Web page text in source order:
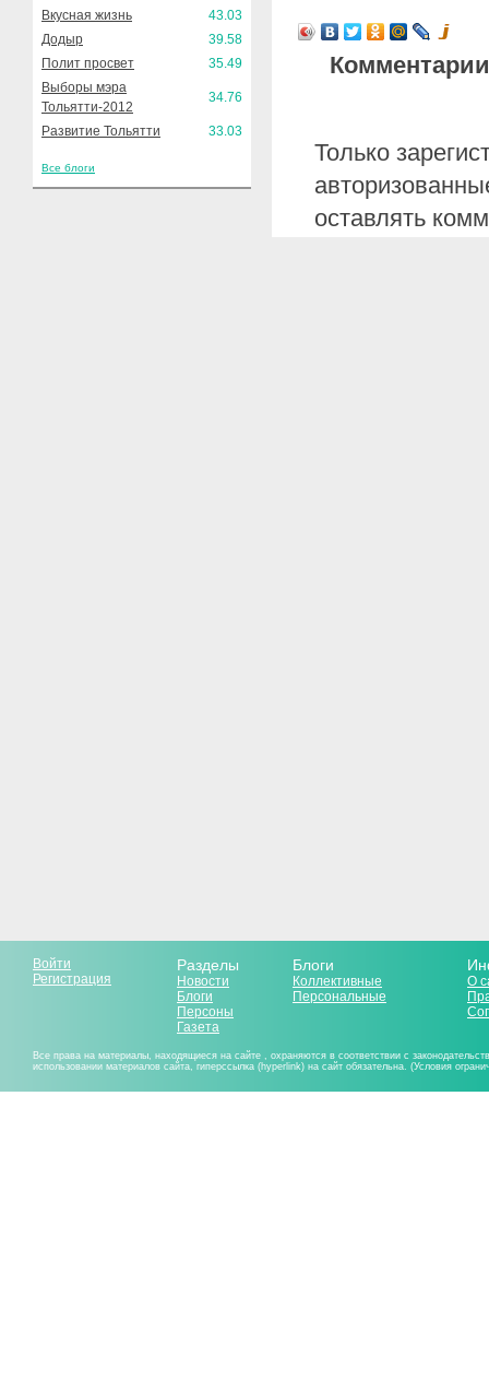
Вкусная жизнь
43.03
Додыр
39.58
Полит просвет
35.49
Выборы мэра
Тольятти-2012
34.76
Развитие Тольятти 33.03
Все блоги
Только
оставлять
Войти
Регистрация
Разделы
Новости
Блоги
Персоны
Газета
Блоги
Коллективные
Персональные
О
Все права на материалы, находящиеся на сайте , охраняются в соответствии с
использовании материалов сайта, гиперссылка (hyperlink) на сайт обязательна. (Условия